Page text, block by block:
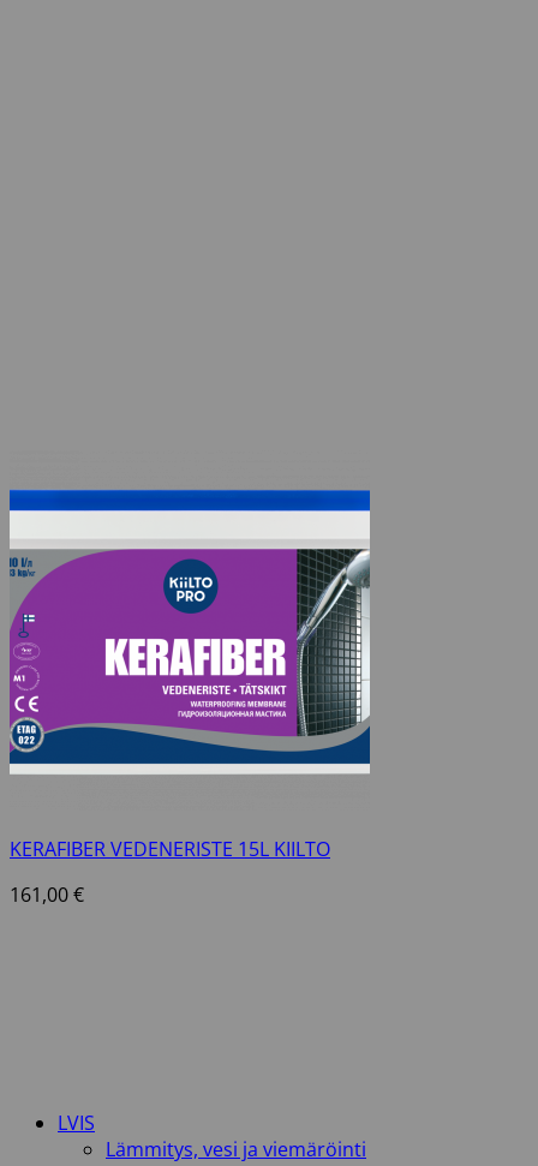
KERAFIBER VEDENERISTE 15L KIILTO
161,00€
LVIS
Lämmitys, vesi ja viemäröinti